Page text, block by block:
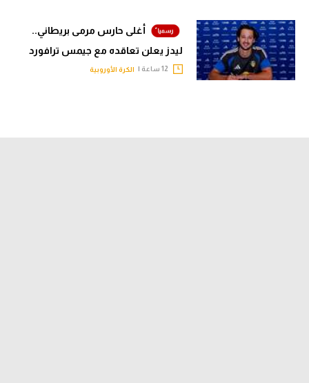
أغلى حارس مرمى بريطاني..
ليدز يعلن تعاقده مع جيمس ترافورد
الكرة الأوروبية